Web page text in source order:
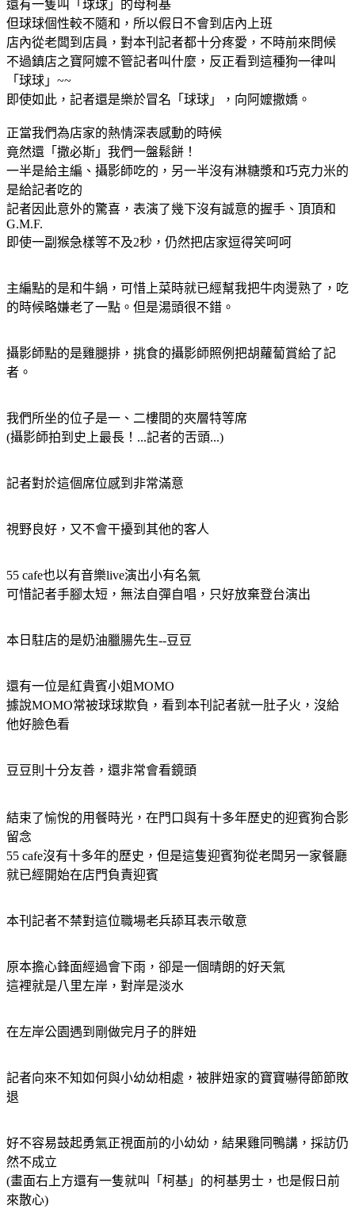
還有一隻叫「球球」的母柯基
但球球個性較不隨和，所以假日不會到店內上班
店內從老闆到店員，對本刊記者都十分疼愛，不時前來問候
不過鎮店之寶阿嬤不管記者叫什麼，反正看到這種狗一律叫
「球球」~~
即使如此，記者還是樂於冒名「球球」，向阿嬤撒嬌。
正當我們為店家的熱情深表感動的時候
竟然還「撒必斯」我們一盤鬆餅！
一半是給主編、攝影師吃的，另一半沒有淋糖漿和巧克力米的
是給記者吃的
記者因此意外的驚喜，表演了幾下沒有誠意的握手、頂頂和
G.M.F.
即使一副猴急樣等不及2秒，仍然把店家逗得笑呵呵
主編點的是和牛鍋，可惜上菜時就已經幫我把牛肉燙熟了，吃
的時候略嫌老了一點。但是湯頭很不錯。
攝影師點的是雞腿排，挑食的攝影師照例把胡蘿蔔賞給了記
者。
我們所坐的位子是一、二樓間的夾層特等席
(攝影師拍到史上最長！...記者的舌頭...)
記者對於這個席位感到非常滿意
視野良好，又不會干擾到其他的客人
55 cafe也以有音樂live演出小有名氣
可惜記者手腳太短，無法自彈自唱，只好放棄登台演出
本日駐店的是奶油臘腸先生--豆豆
還有一位是紅貴賓小姐MOMO
據說MOMO常被球球欺負，看到本刊記者就一肚子火，沒給
他好臉色看
豆豆則十分友善，還非常會看鏡頭
結束了愉悅的用餐時光，在門口與有十多年歷史的迎賓狗合影
留念
55 cafe沒有十多年的歷史，但是這隻迎賓狗從老闆另一家餐廳
就已經開始在店門負責迎賓
本刊記者不禁對這位職場老兵舔耳表示敬意
原本擔心鋒面經過會下雨，卻是一個晴朗的好天氣
這裡就是八里左岸，對岸是淡水
在左岸公園遇到剛做完月子的胖妞
記者向來不知如何與小幼幼相處，被胖妞家的寶寶嚇得節節敗
退
好不容易鼓起勇氣正視面前的小幼幼，結果雞同鴨講，採訪仍
然不成立
(畫面右上方還有一隻就叫「柯基」的柯基男士，也是假日前
來散心)